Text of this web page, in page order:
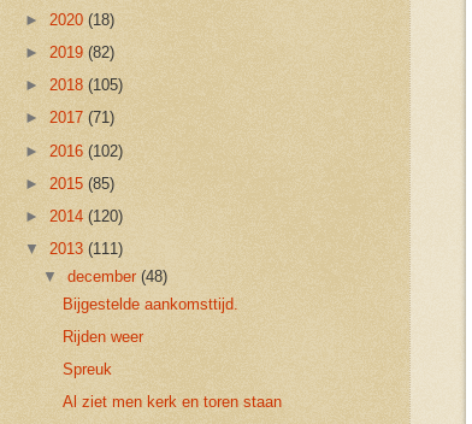
► 2020 (18)
► 2019 (82)
► 2018 (105)
► 2017 (71)
► 2016 (102)
► 2015 (85)
► 2014 (120)
▼
2013 (111)
▼
december (48)
Bijgestelde aankomsttijd.
Rijden weer
Spreuk
Al ziet men kerk en toren staan